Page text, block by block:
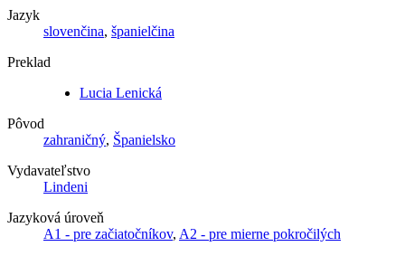
Jazyk
slovenčina, španielčina
Preklad
Lucia Lenická
Pôvod
zahraničný, Španielsko
Vydavateľstvo
Lindeni
Jazyková úroveň
A1 - pre začiatočníkov, A2 - pre mierne pokročilých